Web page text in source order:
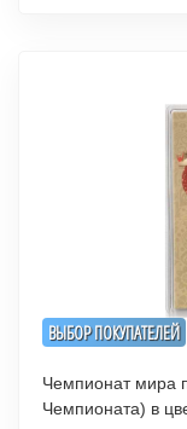
ВЫБОР ПОКУПАТЕЛЕЙ
Чемпионат мира
Чемпионата) в